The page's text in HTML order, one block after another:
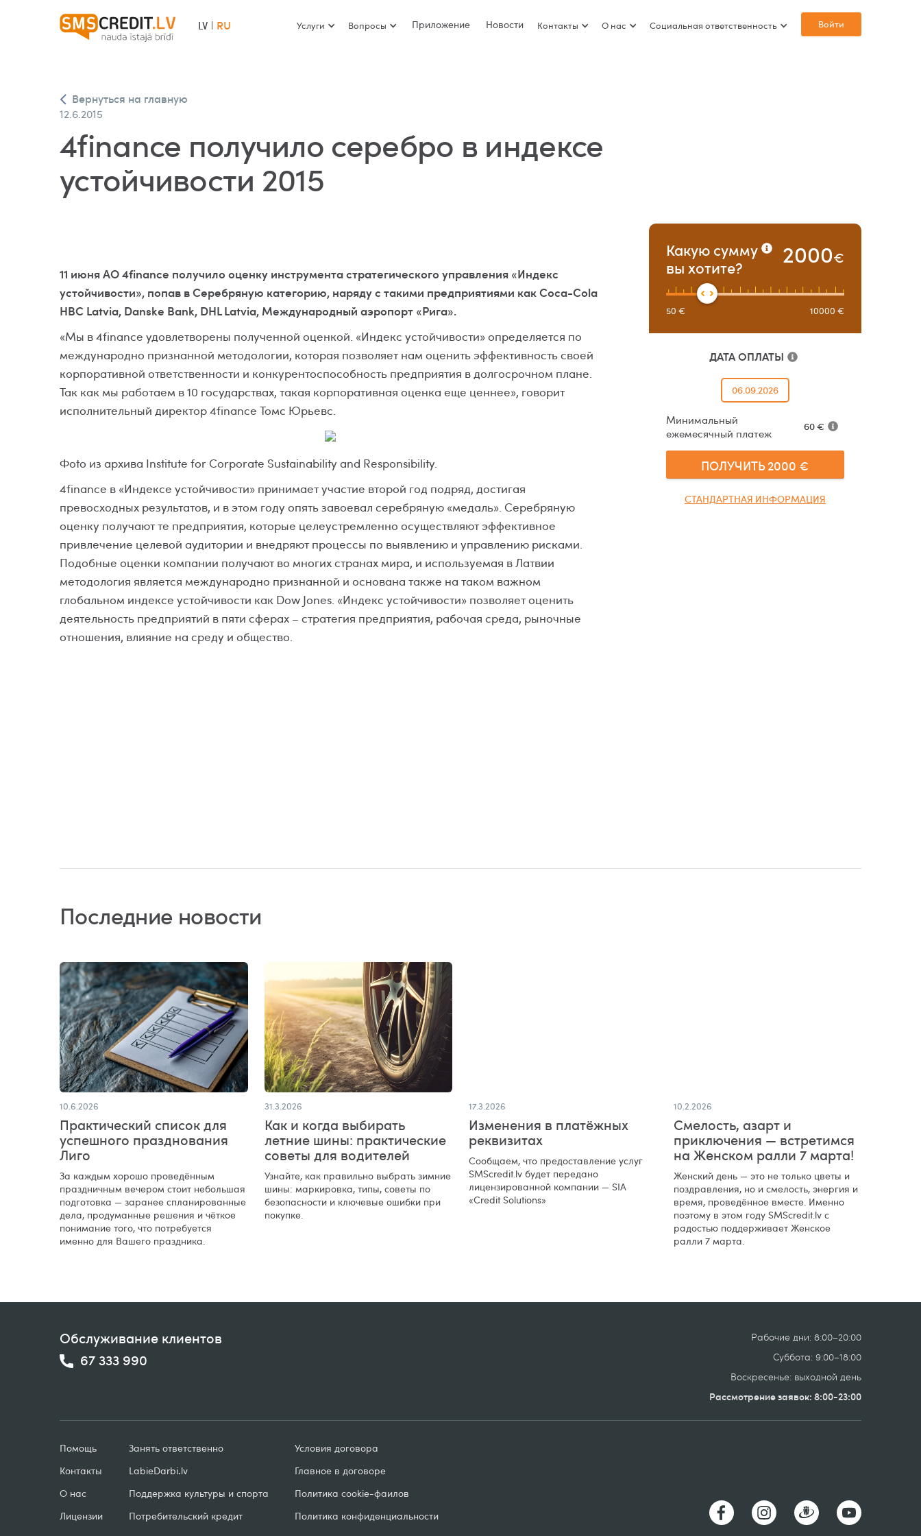
LV RU Услуги Вопросы Приложение Новости Контакты О нас Социальная ответственность Войти
Вернуться на главную
12.6.2015
4finance получило серебро в индексе
устойчивости 2015
11 июня АО 4finance получило оценку инструмента стратегического управления «Индекс
устойчивости», попав в Серебряную категорию, наряду с такими предприятиями как Coca-Cola
HBC Latvia, Danske Bank, DHL Latvia, Международный аэропорт «Рига».
«Мы в 4finance удовлетворены полученной оценкой. «Индекс устойчивости» определяется по
международно признанной методологии, которая позволяет нам оценить эффективность своей
корпоративной ответственности и конкурентоспособность предприятия в долгосрочном плане.
Так как мы работаем в 10 государствах, такая корпоративная оценка еще ценнее», говорит
исполнительный директор 4finance Томс Юрьевс.
Фoto из архива Institute for Corporate Sustainability and Responsibility.
4finance в «Индексе устойчивости» принимает участие второй год подряд, достигая
превосходных результатов, и в этом году опять завоевал серебряную «медаль». Серебряную
оценку получают те предприятия, которые целеустремленно осуществляют эффективное
привлечение целевой аудитории и внедряют процессы по выявлению и управлению рисками.
Подобные оценки компании получают во многих странах мира, и используемая в Латвии
методология является международно признанной и основана также на таком важном
глобальном индексе устойчивости как Dow Jones. «Индекс устойчивости» позволяет оценить
деятельность предприятий в пяти сферах – стратегия предприятия, рабочая среда, рыночные
отношения, влияние на среду и общество.
Какую сумму
вы хотите?
2000€
50 € 10000 €
ДАТА ОПЛАТЫ
06.09.2026
Минимальный
ежемесячный платеж
60€
ПОЛУЧИТЬ2000 €
СТАНДАРТНАЯ ИНФОРМАЦИЯ
Последние новости
10.6.2026
Практический список для
успешного празднования
Лиго
За каждым хорошо проведённым
праздничным вечером стоит небольшая
подготовка — заранее спланированные
дела, продуманные решения и чёткое
понимание того, что потребуется
именно для Вашего праздника.
31.3.2026
Как и когда выбирать
летние шины: практические
советы для водителей
Узнайте, как правильно выбрать зимние
шины: маркировка, типы, советы по
безопасности и ключевые ошибки при
покупке.
17.3.2026
Изменения в платёжных
реквизитах
Сообщаем, что предоставление услуг
SMScredit.lv будет передано
лицензированной компании — SIA
«Credit Solutions»
10.2.2026
Смелость, азарт и
приключения — встретимся
на Женском ралли 7 марта!
Женский день — это не только цветы и
поздравления, но и смелость, энергия и
время, проведённое вместе. Именно
поэтому в этом году SMScredit.lv с
радостью поддерживает Женское
ралли 7 марта.
Обслуживание клиентов
67 333 990
Рабочие дни: 8:00–20:00
Суббота: 9:00–18:00
Воскресенье: выходной день
Рассмотрение заявок: 8:00-23:00
Помощь
Контакты
О нас
Лицензии
Занять ответственно
LabieDarbi.lv
Поддержка культуры и спорта
Потребительский кредит
Условия договорa
Главное в договоре
Политика cookie-фаилов
Политика конфиденциальности